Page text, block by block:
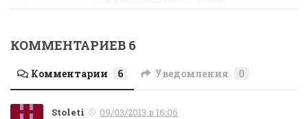
КОММЕНТАРИЕВ 6
Комментарии 6 Уведомления 0
Stoleti 09/03/2013 в 16:06